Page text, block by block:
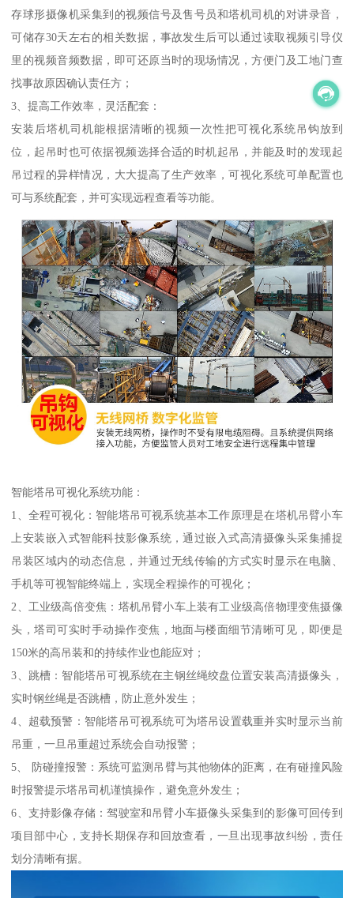
存球形摄像机采集到的视频信号及售号员和塔机司机的对讲录音，
可储存30天左右的相关数据，事故发生后可以通过读取视频引导仪
里的视频音频数据，即可还原当时的现场情况，方便门及工地门查
找事故原因确认责任方；
3、提高工作效率，灵活配套：
安装后塔机司机能根据清晰的视频一次性把可视化系统吊钩放到
位，起吊时也可依据视频选择合适的时机起吊，并能及时的发现起
吊过程的异样情况，大大提高了生产效率，可视化系统可单配置也
可与系统配套，并可实现远程查看等功能。
智能塔吊可视化系统功能：
1、全程可视化：智能塔吊可视系统基本工作原理是在塔机吊臂小车
上安装嵌入式智能科技影像系统，通过嵌入式高清摄像头采集捕捉
吊装区域内的动态信息，并通过无线传输的方式实时显示在电脑、
手机等可视智能终端上，实现全程操作的可视化；
2、工业级高倍变焦：塔机吊臂小车上装有工业级高倍物理变焦摄像
头，塔司可实时手动操作变焦，地面与楼面细节清晰可见，即便是
150米的高吊装和的持续作业也能应对；
3、跳槽：智能塔吊可视系统在主钢丝绳绞盘位置安装高清摄像头，
实时钢丝绳是否跳槽，防止意外发生；
4、超载预警：智能塔吊可视系统可为塔吊设置载重并实时显示当前
吊重，一旦吊重超过系统会自动报警；
5、 防碰撞报警：系统可监测吊臂与其他物体的距离，在有碰撞风险
时报警提示塔吊司机谨慎操作，避免意外发生；
6、支持影像存储：驾驶室和吊臂小车摄像头采集到的影像可回传到
项目部中心，支持长期保存和回放查看，一旦出现事故纠纷，责任
划分清晰有据。